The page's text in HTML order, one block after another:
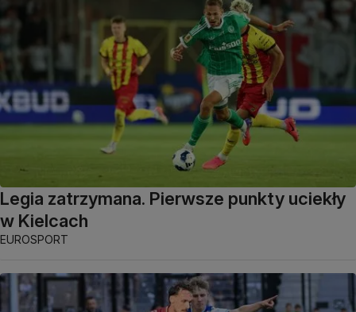
Legia zatrzymana. Pierwsze punkty uciekły
w Kielcach
EUROSPORT